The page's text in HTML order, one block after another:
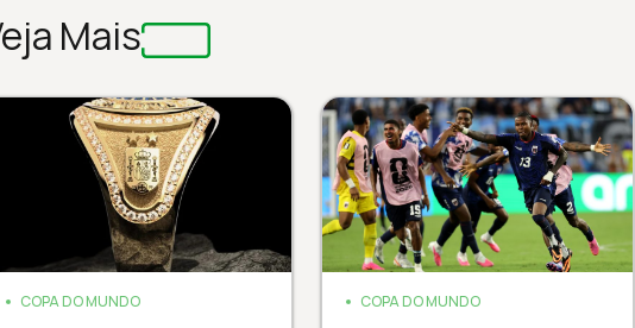
Mais
COPA DO MUNDO COPA DO MUNDO